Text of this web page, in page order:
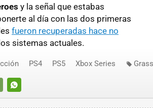
y la señal que estabas
al día con las dos primeras
fueron recuperadas hace no
sistemas actuales.
WHATSAPP
PS4 PS5 Xbox Series